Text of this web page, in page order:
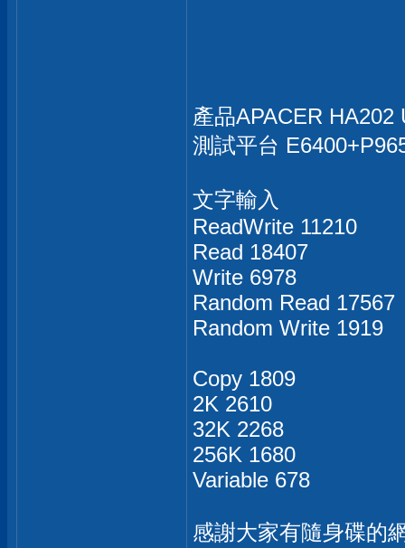
產品APACER HA202
測試平台
文字輸入
ReadWrite 11210
Read 18407
Write 6978
Random Read 17567
Random Write 1919
Copy 1809
2K 2610
32K 2268
256K 1680
Variable 678
感謝大家有隨身碟的